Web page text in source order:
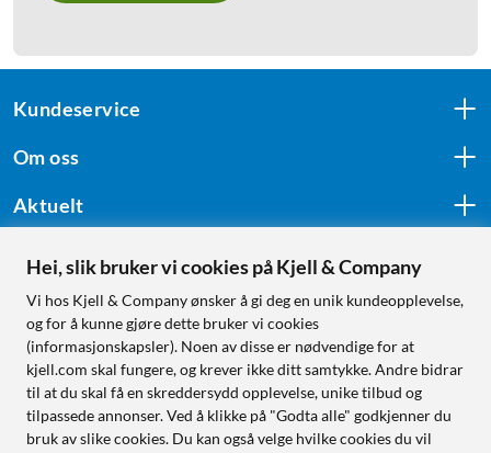
Kundeservice
Om oss
Aktuelt
Følg oss
Handle fra:
Sverige
Norge
Hei, slik bruker vi cookies på Kjell & Company
Vi hos Kjell & Company ønsker å gi deg en unik kundeopplevelse,
og for å kunne gjøre dette bruker vi cookies
(informasjonskapsler). Noen av disse er nødvendige for at
kjell.com skal fungere, og krever ikke ditt samtykke. Andre bidrar
til at du skal få en skreddersydd opplevelse, unike tilbud og
tilpassede annonser. Ved å klikke på "Godta alle" godkjenner du
bruk av slike cookies. Du kan også velge hvilke cookies du vil